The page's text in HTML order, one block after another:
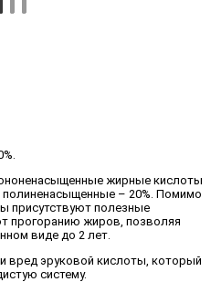
жирные кислоты
полиненасыщенные – 20%. Помимо
присутствуют полезные
прогоранию жиров, позволяя
виде до 2 лет.
вред эруковой кислоты, который
систему.